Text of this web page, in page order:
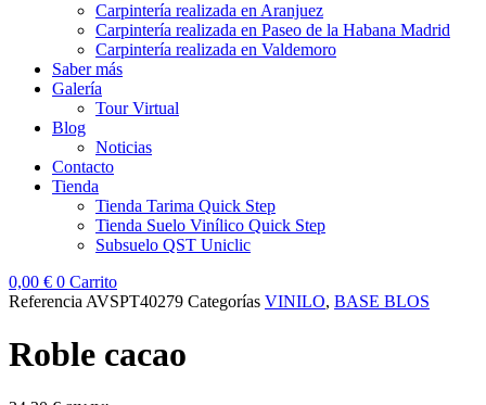
Carpintería realizada en Aranjuez
Carpintería realizada en Paseo de la Habana Madrid
Carpintería realizada en Valdemoro
Saber más
Galería
Tour Virtual
Blog
Noticias
Contacto
Tienda
Tienda Tarima Quick Step
Tienda Suelo Vinílico Quick Step
Subsuelo QST Uniclic
0,00 € 0 Carrito
Referencia AVSPT40279 Categorías VINILO, BASE BLOS
Roble cacao